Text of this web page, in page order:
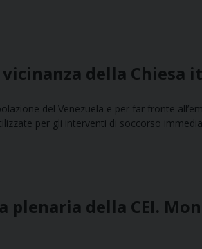
della Chiesa
del Venezuela e per far fronte
per gli interventi di soccorso
plenaria della CEI.